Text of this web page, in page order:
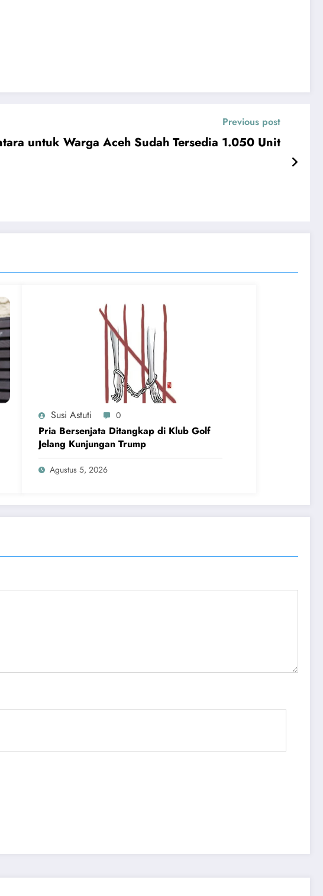
Previous post
untuk Warga Aceh Sudah Tersedia 1.050 Unit
Susi Astuti 0
Pria Bersenjata Ditangkap di Klub Golf
Jelang Kunjungan Trump
Agustus 5, 2026